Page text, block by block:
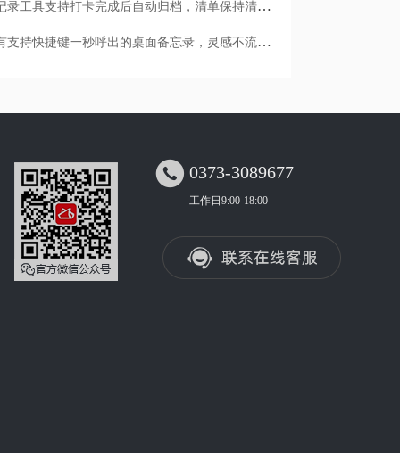
哪款记录工具支持打卡完成后自动归档，清单保持清爽？
有没有支持快捷键一秒呼出的桌面备忘录，灵感不流失？
 0373-3089677
工作日9:00-18:00